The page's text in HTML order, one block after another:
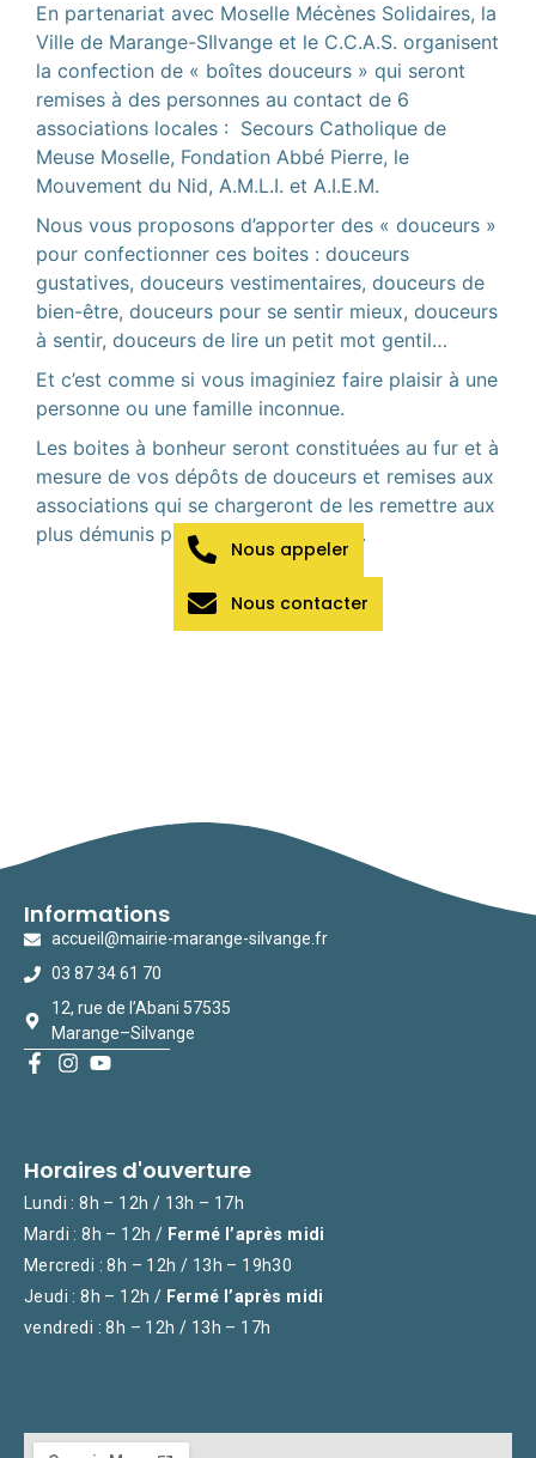
En partenariat avec Moselle Mécènes Solidaires, la
Ville de Marange-SIlvange et le C.C.A.S. organisent
la confection de « boîtes douceurs » qui seront
remises à des personnes au contact de 6
associations locales : Secours Catholique de
Meuse Moselle, Fondation Abbé Pierre, le
Mouvement du Nid, A.M.L.I. et A.I.E.M.
Nous vous proposons d’apporter des « douceurs »
pour confectionner ces boites : douceurs
gustatives, douceurs vestimentaires, douceurs de
bien-être, douceurs pour se sentir mieux, douceurs
à sentir, douceurs de lire un petit mot gentil…
Et c’est comme si vous imaginiez faire plaisir à une
personne ou une famille inconnue.
Les boites à bonheur seront constituées au fur et à
mesure de vos dépôts de douceurs et remises aux
associations qui se chargeront de les remettre aux
plus démunis pour les fêtes de Noël.
Informations
accueil@mairie-marange-silvange.fr
03 87 34 61 70
12, rue de l’Abani 57535
Marange–Silvange
Horaires d'ouverture
Lundi : 8h – 12h / 13h – 17h
Mardi : 8h – 12h / Fermé l’après midi
Mercredi : 8h – 12h / 13h – 19h30
Jeudi : 8h – 12h / Fermé l’après midi
vendredi : 8h – 12h / 13h – 17h
Nous appeler
Nous contacter